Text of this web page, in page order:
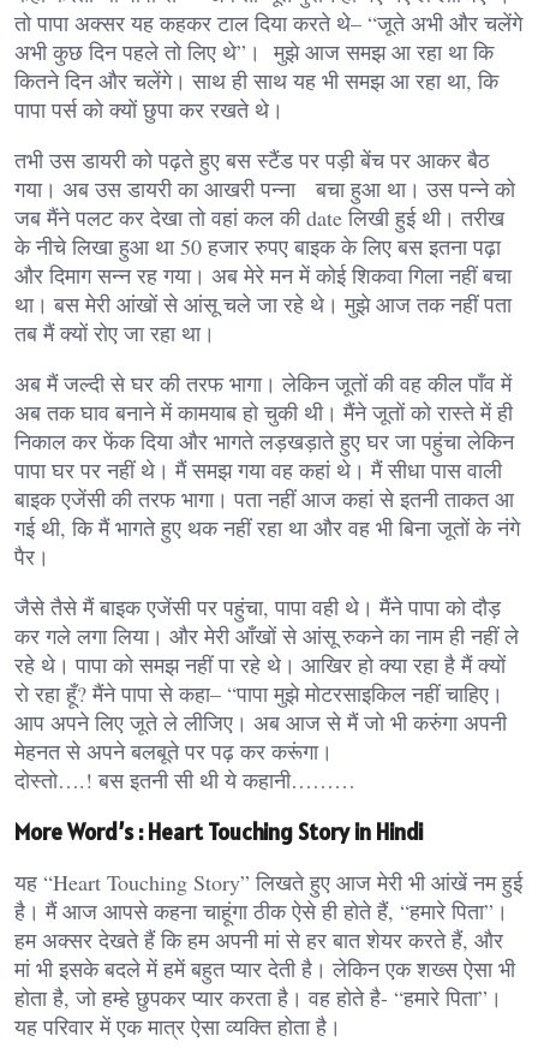
तो पापा अक्सर यह कहकर टाल दिया करते थे– “जूते अभी और चलेंगे
अभी कुछ दिन पहले तो लिए थे”। मुझे आज समझ आ रहा था कि
कितने दिन और चलेंगे। साथ ही साथ यह भी समझ आ रहा था, कि
पापा पर्स को क्यों छुपा कर रखते थे।
तभी उस डायरी को पढ़ते हुए बस स्टैंड पर पड़ी बेंच पर आकर बैठ
गया। अब उस डायरी का आखरी पन्ना बचा हुआ था। उस पन्ने को
जब मैंने पलट कर देखा तो वहां कल की date लिखी हुई थी। तरीख
के नीचे लिखा हुआ था 50 हजार रुपए बाइक के लिए बस इतना पढ़ा
और दिमाग सन्न रह गया। अब मेरे मन में कोई शिकवा गिला नहीं बचा
था। बस मेरी आंखों से आंसू चले जा रहे थे। मुझे आज तक नहीं पता
तब मैं क्यों रोए जा रहा था।
अब मैं जल्दी से घर की तरफ भागा। लेकिन जूतों की वह कील पाँव में
अब तक घाव बनाने में कामयाब हो चुकी थी। मैंने जूतों को रास्ते में ही
निकाल कर फेंक दिया और भागते लड़खड़ाते हुए घर जा पहुंचा लेकिन
पापा घर पर नहीं थे। मैं समझ गया वह कहां थे। मैं सीधा पास वाली
बाइक एजेंसी की तरफ भागा। पता नहीं आज कहां से इतनी ताकत आ
गई थी, कि मैं भागते हुए थक नहीं रहा था और वह भी बिना जूतों के नंगे
पैर।
जैसे तैसे मैं बाइक एजेंसी पर पहुंचा, पापा वही थे। मैंने पापा को दौड़
कर गले लगा लिया। और मेरी आँखों से आंसू रुकने का नाम ही नहीं ले
रहे थे। पापा को समझ नहीं पा रहे थे। आखिर हो क्या रहा है मैं क्यों
रो रहा हूँ? मैंने पापा से कहा– “पापा मुझे मोटरसाइकिल नहीं चाहिए।
आप अपने लिए जूते ले लीजिए। अब आज से मैं जो भी करुंगा अपनी
मेहनत से अपने बलबूते पर पढ़ कर करूंगा।
दोस्तो….! बस इतनी सी थी ये कहानी………
More Word’s : Heart Touching Story in Hindi
यह “Heart Touching Story” लिखते हुए आज मेरी भी आंखें नम हुई
है। मैं आज आपसे कहना चाहूंगा ठीक ऐसे ही होते हैं, “हमारे पिता”।
हम अक्सर देखते हैं कि हम अपनी मां से हर बात शेयर करते हैं, और
मां भी इसके बदले में हमें बहुत प्यार देती है। लेकिन एक शख्स ऐसा भी
होता है, जो हम्हे छुपकर प्यार करता है। वह होते है- “हमारे पिता”।
यह परिवार में एक मात्र ऐसा व्यक्ति होता है।